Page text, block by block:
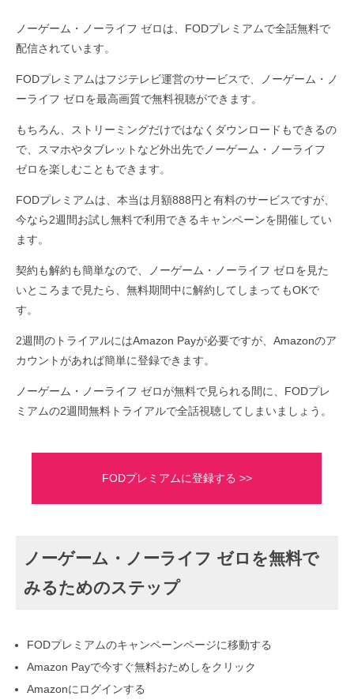
ノーゲーム・ノーライフ ゼロは、FODプレミアムで全話無料で
配信されています。
FODプレミアムはフジテレビ運営のサービスで、ノーゲーム・ノ
ーライフ ゼロを最高画質で無料視聴ができます。
もちろん、ストリーミングだけではなくダウンロードもできるの
で、スマホやタブレットなど外出先でノーゲーム・ノーライフ
ゼロを楽しむこともできます。
FODプレミアムは、本当は月額888円と有料のサービスですが、
今なら2週間お試し無料で利用できるキャンペーンを開催してい
ます。
契約も解約も簡単なので、ノーゲーム・ノーライフ ゼロを見た
いところまで見たら、無料期間中に解約してしまってもOKで
す。
2週間のトライアルにはAmazon Payが必要ですが、Amazonのア
カウントがあれば簡単に登録できます。
ノーゲーム・ノーライフ ゼロが無料で見られる間に、FODプレ
ミアムの2週間無料トライアルで全話視聴してしまいましょう。
FODプレミアムに登録する >>
ノーゲーム・ノーライフ ゼロを無料で
みるためのステップ
FODプレミアムのキャンペーンページに移動する
Amazon Payで今すぐ無料おためしをクリック
Amazonにログインする